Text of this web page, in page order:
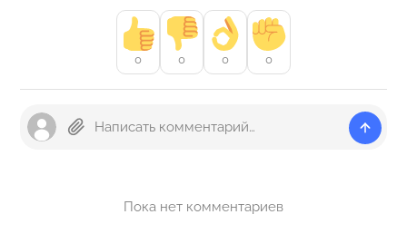
0 0 0 0
Пока нет комментариев